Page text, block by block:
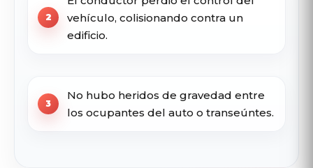
vehículo, colisionando contra un
edificio.
No hubo heridos de gravedad entre
los ocupantes del auto o transeúntes.